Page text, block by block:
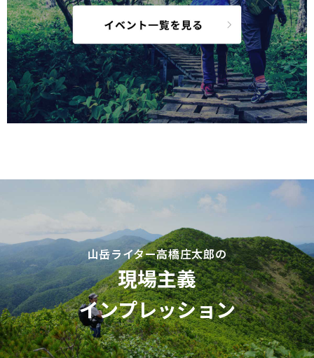
山岳ライター高橋庄太郎の
現場主義
インプレッション